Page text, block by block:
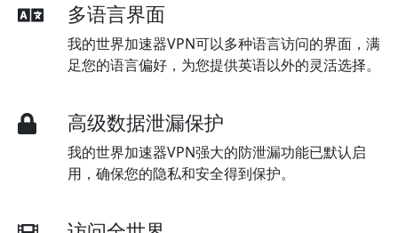
多语言界面
我的世界加速器VPN可以多种语言访问的界面，满
足您的语言偏好，为您提供英语以外的灵活选择。
高级数据泄漏保护
我的世界加速器VPN强大的防泄漏功能已默认启
用，确保您的隐私和安全得到保护。